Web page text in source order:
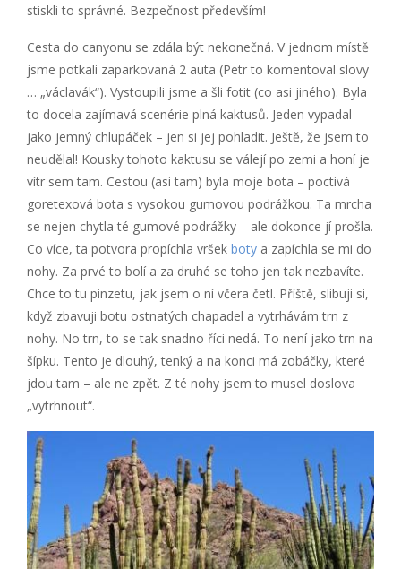
stiskli to správné. Bezpečnost především!
Cesta do canyonu se zdála být nekonečná. V jednom místě
jsme potkali zaparkovaná 2 auta (Petr to komentoval slovy
… „václavák“). Vystoupili jsme a šli fotit (co asi jiného). Byla
to docela zajímavá scenérie plná kaktusů. Jeden vypadal
jako jemný chlupáček – jen si jej pohladit. Ještě, že jsem to
neudělal! Kousky tohoto kaktusu se válejí po zemi a honí je
vítr sem tam. Cestou (asi tam) byla moje bota – poctivá
goretexová bota s vysokou gumovou podrážkou. Ta mrcha
se nejen chytla té gumové podrážky – ale dokonce jí prošla.
Co více, ta potvora propíchla vršek boty a zapíchla se mi do
nohy. Za prvé to bolí a za druhé se toho jen tak nezbavíte.
Chce to tu pinzetu, jak jsem o ní včera četl. Příště, slibuji si,
když zbavuji botu ostnatých chapadel a vytrhávám trn z
nohy. No trn, to se tak snadno říci nedá. To není jako trn na
šípku. Tento je dlouhý, tenký a na konci má zobáčky, které
jdou tam – ale ne zpět. Z té nohy jsem to musel doslova
„vytrhnout“.